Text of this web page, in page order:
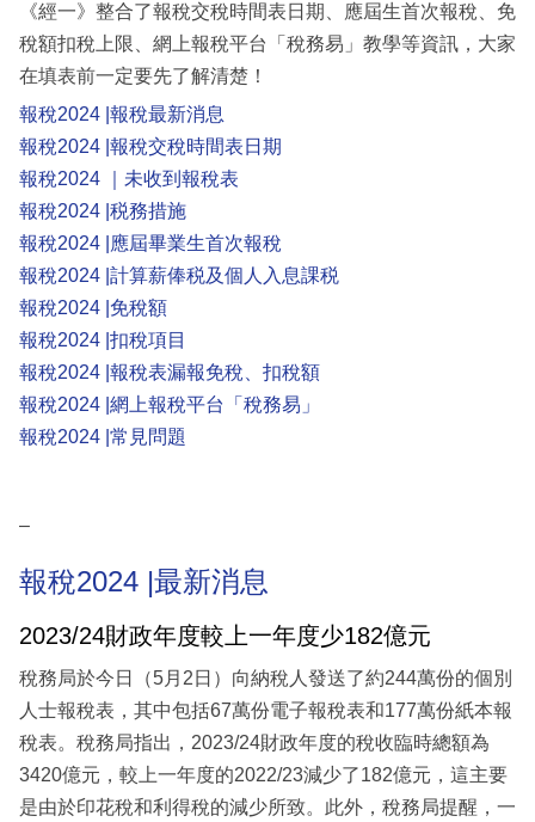
《經一》整合了報稅交稅時間表日期、應屆生首次報稅、免
稅額扣稅上限、網上報稅平台「稅務易」教學等資訊，大家
在填表前一定要先了解清楚！
報稅2024 |報稅最新消息
報稅2024 |報稅交稅時間表日期
報稅2024 ｜未收到報稅表
報稅2024 |税務措施
報稅2024 |應屆畢業生首次報稅
報稅2024 |計算薪俸税及個人入息課税
報稅2024 |免稅額
報稅2024 |扣稅項目
報稅2024 |報稅表漏報免稅、扣稅額
報稅2024 |網上報稅平台「稅務易」
報稅2024 |常見問題
–
報稅2024 |最新消息
2023/24財政年度較上一年度少182億元
稅務局於今日（5月2日）向納稅人發送了約244萬份的個別
人士報稅表，其中包括67萬份電子報稅表和177萬份紙本報
稅表。稅務局指出，2023/24財政年度的稅收臨時總額為
3420億元，較上一年度的2022/23減少了182億元，這主要
是由於印花稅和利得稅的減少所致。此外，稅務局提醒，一